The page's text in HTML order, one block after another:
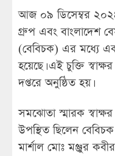
আজ ০৯ ডিসেম্বর
গ্রুপ এবং বাংলাদেশ
(বেবিচক) এর মধ্যে
হয়েছে। এই চুক্তি
দপ্তরে অনুষ্ঠিত হয়।
সমঝোতা স্মারক স্বাক্ষর
উপস্থিত ছিলেন
মার্শাল মোঃ মঞ্জুর